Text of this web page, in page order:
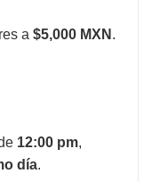
a $5,000 MXN .
12:00 pm,
día.